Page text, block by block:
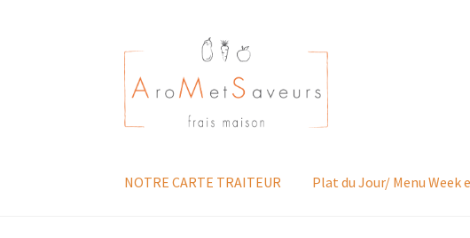
Aller
à
la
navigation
Aller
au
contenu
NOTRE CARTE TRAITEUR Plat du Jour/ Menu Week